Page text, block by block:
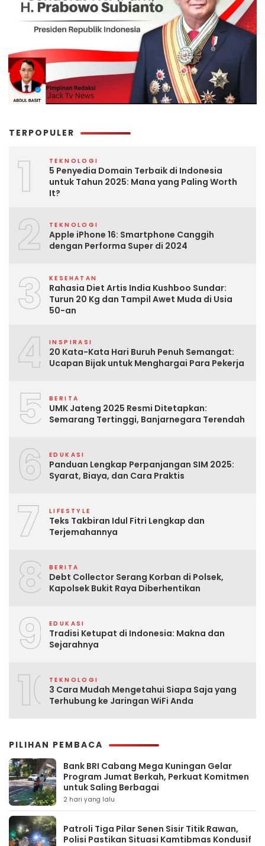
TERPOPULER
1 TEKNOLOGI
5 Penyedia Domain Terbaik di Indonesia
untuk Tahun 2025: Mana yang Paling Worth
It?
2 TEKNOLOGI
Apple iPhone 16: Smartphone Canggih
dengan Performa Super di 2024
3 KESEHATAN
Rahasia Diet Artis India Kushboo Sundar:
Turun 20 Kg dan Tampil Awet Muda di Usia
50-an
4 INSPIRASI
20 Kata-Kata Hari Buruh Penuh Semangat:
Ucapan Bijak untuk Menghargai Para Pekerja
5 BERITA
UMK Jateng 2025 Resmi Ditetapkan:
Semarang Tertinggi, Banjarnegara Terendah
6 EDUKASI
Panduan Lengkap Perpanjangan SIM 2025:
Syarat, Biaya, dan Cara Praktis
7 LIFESTYLE
Teks Takbiran Idul Fitri Lengkap dan
Terjemahannya
8 BERITA
Debt Collector Serang Korban di Polsek,
Kapolsek Bukit Raya Diberhentikan
9 EDUKASI
Tradisi Ketupat di Indonesia: Makna dan
Sejarahnya
10TEKNOLOGI
3 Cara Mudah Mengetahui Siapa Saja yang
Terhubung ke Jaringan WiFi Anda
PILIHAN PEMBACA
Bank BRI Cabang Mega Kuningan Gelar
Program Jumat Berkah, Perkuat Komitmen
untuk Saling Berbagai
2 hari yang lalu
Patroli Tiga Pilar Senen Sisir Titik Rawan,
Polisi Pastikan Situasi Kamtibmas Kondusif